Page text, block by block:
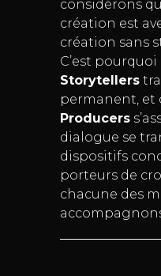
considérons
création est
création sans
C’est pourquoi
Storytellers
permanent, et
Producers
dialogue se
dispositifs
porteurs de
chacune des